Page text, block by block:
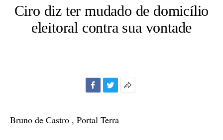
Ciro diz ter mudado de domicílio
eleitoral contra sua vontade
Bruno de Castro , Portal Terra